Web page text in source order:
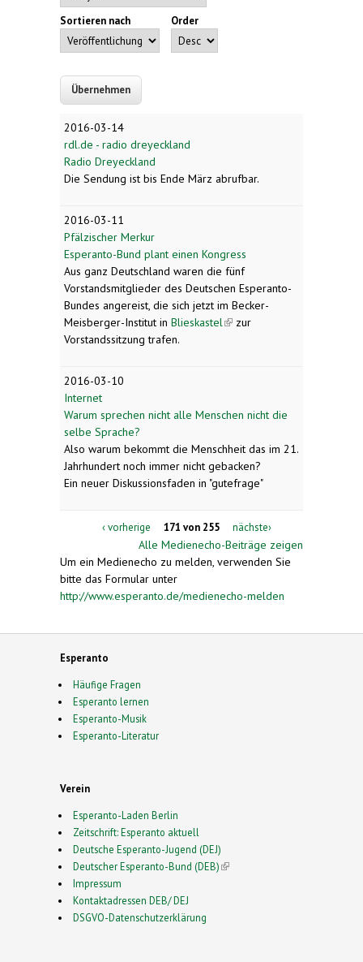
Sortieren nach Order
2016-03-14
rdl.de - radio dreyeckland
Radio Dreyeckland
Die Sendung ist bis Ende März abrufbar.
2016-03-11
Pfälzischer Merkur
Esperanto-Bund plant einen Kongress
Aus ganz Deutschland waren die fünf
Vorstandsmitglieder des Deutschen Esperanto-
Bundes angereist, die sich jetzt im Becker-
Meisberger-Institut in Blieskastel(link is external)
zur
Vorstandssitzung trafen.
2016-03-10
Internet
Warum sprechen nicht alle Menschen nicht die
selbe Sprache?
Also warum bekommt die Menschheit das im 21.
Jahrhundert noch immer nicht gebacken?
Ein neuer Diskussionsfaden in "gutefrage"
‹ vorherige 171 von 255 nächste›
Alle Medienecho-Beiträge zeigen
Um ein Medienecho zu melden, verwenden Sie
bitte das Formular unter
http://www.esperanto.de/medienecho-melden
Esperanto
Häufige Fragen
Esperanto lernen
Esperanto-Musik
Esperanto-Literatur
Verein
Esperanto-Laden Berlin
Zeitschrift: Esperanto aktuell
Deutsche Esperanto-Jugend (DEJ)
Deutscher Esperanto-Bund (DEB)(link is external)
Impressum
Kontaktadressen DEB/ DEJ
DSGVO-Datenschutzerklärung